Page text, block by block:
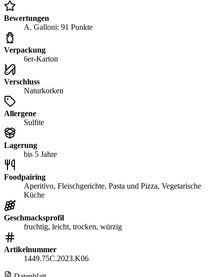
Bewertungen
A. Galloni: 91 Punkte
Verpackung
6er-Karton
Verschluss
Naturkorken
Allergene
Sulfite
Lagerung
bis 5 Jahre
Foodpairing
Aperitivo, Fleischgerichte, Pasta und Pizza, Vegetarische
Küche
Geschmacksprofil
fruchtig, leicht, trocken, würzig
Artikelnummer
1449.75C.2023.K06